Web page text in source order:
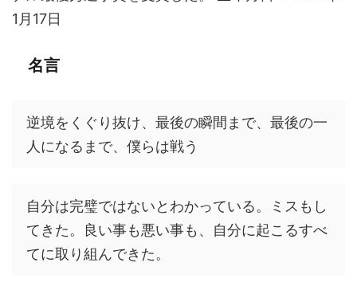
1月17日
名言
逆境をくぐり抜け、最後の瞬間まで、最後の一
人になるまで、僕らは戦う
自分は完璧ではないとわかっている。ミスもし
てきた。良い事も悪い事も、自分に起こるすべ
てに取り組んできた。